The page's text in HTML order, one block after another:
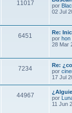
11017
por
02 Jul
6451
Re:
por hon
28 Mar
7234
Re:
por
17 Jul
44967
por
11 Jun